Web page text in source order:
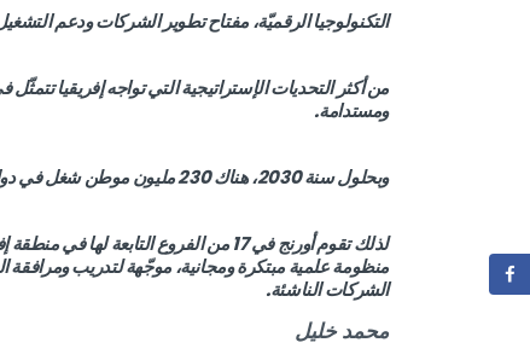
التكنولوجيا الرقميّة، مفتاح تطوير الشركات ودعم
من أكثر التحديات الإستراتيجية التي تواجه إفريقيا
ومستدامة.
وبحلول سنة 2030، هناك 230 مليون موطن شغل في دول إفريقيا جنوب الصحراء سيتطلب مهارات رقمية.
لذلك تقوم أورنج في 17 من الفروع
منظومة علمية مبتكرة ومجانية، موجّهة لتدريب ومرافقة
الشركات الناشئة.
محمد خليل